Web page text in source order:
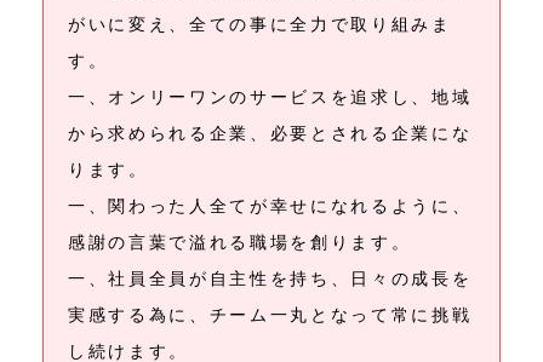
がいに変え、全ての事に全力で取り組みま
す。
一、オンリーワンのサービスを追求し、地域
から求められる企業、必要とされる企業にな
ります。
一、関わった人全てが幸せになれるように、
感謝の言葉で溢れる職場を創ります。
一、社員全員が自主性を持ち、日々の成長を
実感する為に、チーム一丸となって常に挑戦
し続けます。